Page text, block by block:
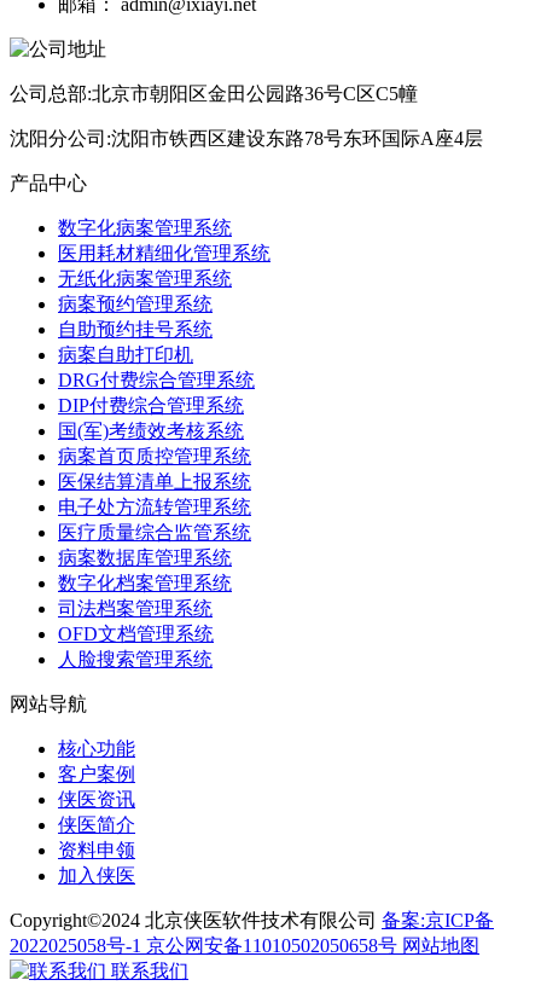
邮箱： admin@ixiayi.net
公司总部:北京市朝阳区金田公园路36号C区C5幢
沈阳分公司:沈阳市铁西区建设东路78号东环国际A座4层
产品中心
数字化病案管理系统
医用耗材精细化管理系统
无纸化病案管理系统
病案预约管理系统
自助预约挂号系统
病案自助打印机
DRG付费综合管理系统
DIP付费综合管理系统
国(军)考绩效考核系统
病案首页质控管理系统
医保结算清单上报系统
电子处方流转管理系统
医疗质量综合监管系统
病案数据库管理系统
数字化档案管理系统
司法档案管理系统
OFD文档管理系统
人脸搜索管理系统
网站导航
核心功能
客户案例
侠医资讯
侠医简介
资料申领
加入侠医
Copyright©2024 北京侠医软件技术有限公司 备案:京ICP备
2022025058号-1 京公网安备11010502050658号 网站地图
联系我们